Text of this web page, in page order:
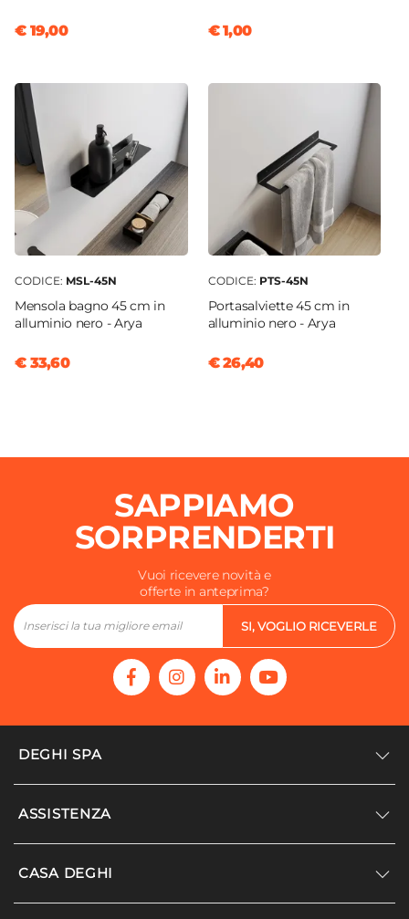
€ 19,00 € 1,00
CODICE: MSL-45N
Mensola bagno 45 cm in
alluminio nero - Arya
€ 33,60
CODICE: PTS-45N
Portasalviette 45 cm in
alluminio nero - Arya
€ 26,40
SAPPIAMO
SORPRENDERTI
Vuoi ricevere novità e
offerte in anteprima?
SI, VOGLIO RICEVERLE
DEGHI SPA
Accedi/Registrati
ASSISTENZA
Supporto
CASA DEGHI